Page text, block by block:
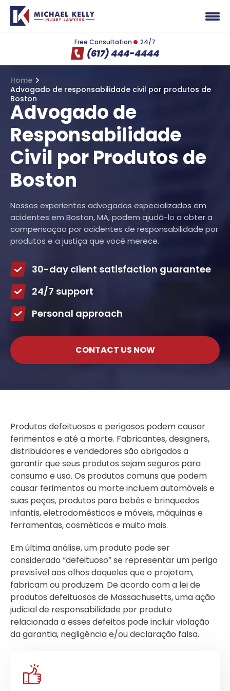
Free Consultation 24/7
(617) 444-4444
Home
Advogado de responsabilidade civil por produtos de
Boston
Advogado de
Responsabilidade
Civil por Produtos de
Boston
Nossos experientes advogados especializados em
acidentes em Boston, MA, podem ajudá-lo a obter a
compensação por acidentes de responsabilidade por
produtos e a justiça que você merece.
30-day client satisfaction guarantee
24/7 support
Personal approach
CONTACT US NOW
Produtos defeituosos e perigosos podem causar
ferimentos e até a morte. Fabricantes, designers,
distribuidores e vendedores são obrigados a
garantir que seus produtos sejam seguros para
consumo e uso. Os produtos comuns que podem
causar ferimentos ou morte incluem automóveis e
suas peças, produtos para bebês e brinquedos
infantis, eletrodomésticos e móveis, máquinas e
ferramentas, cosméticos e muito mais.
Em última análise, um produto pode ser
considerado “defeituoso” se representar um perigo
previsível aos olhos daqueles que o projetam,
fabricam ou produzem. De acordo com a lei de
produtos defeituosos de Massachusetts, uma ação
judicial de responsabilidade por produto
relacionada a esses defeitos pode incluir violação
da garantia, negligência e/ou declaração falsa.